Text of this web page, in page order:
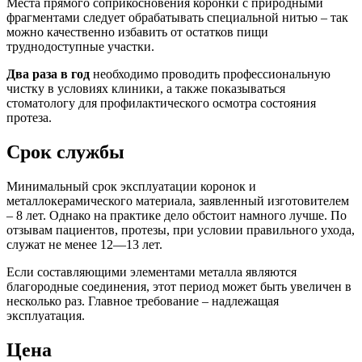
Места прямого соприкосновения коронки с природными
фрагментами следует обрабатывать специальной нитью – так
можно качественно избавить от остатков пищи
труднодоступные участки.
Два раза в год необходимо проводить профессиональную
чистку в условиях клиники, а также показываться
стоматологу для профилактического осмотра состояния
протеза.
Срок службы
Минимальный срок эксплуатации коронок и
металлокерамического материала, заявленный изготовителем
– 8 лет. Однако на практике дело обстоит намного лучше. По
отзывам пациентов, протезы, при условии правильного ухода,
служат не менее 12—13 лет.
Если составляющими элементами металла являются
благородные соединения, этот период может быть увеличен в
несколько раз. Главное требование – надлежащая
эксплуатация.
Цена